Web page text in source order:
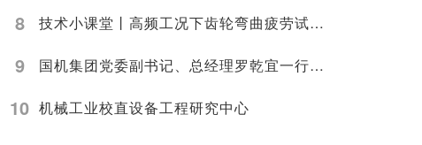
8 技术小课堂丨高频工况下齿轮弯曲疲劳试验技术研究
9 国机集团党委副书记、总经理罗乾宜一行 调研中机试验
10 机械工业校直设备工程研究中心